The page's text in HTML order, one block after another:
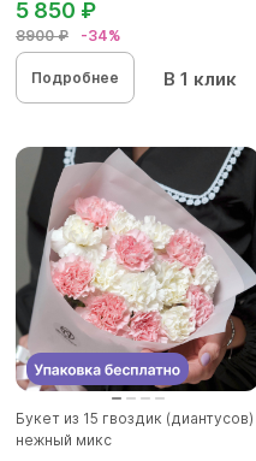
8900 ₽ -34%
5 850 ₽
Подробнее В 1 клик
Букет из 15 гвоздик (диантусов)
нежный микс